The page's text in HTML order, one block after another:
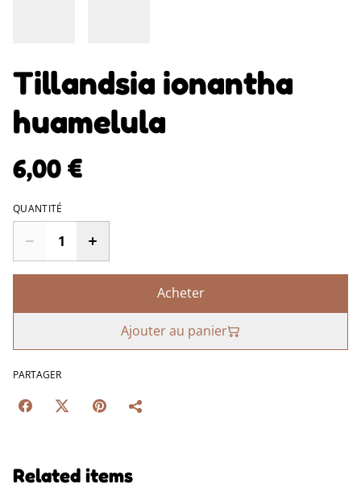
Tillandsia ionantha
huamelula
6,00 €
QUANTITÉ
Acheter
Ajouter au panier
PARTAGER
Related items